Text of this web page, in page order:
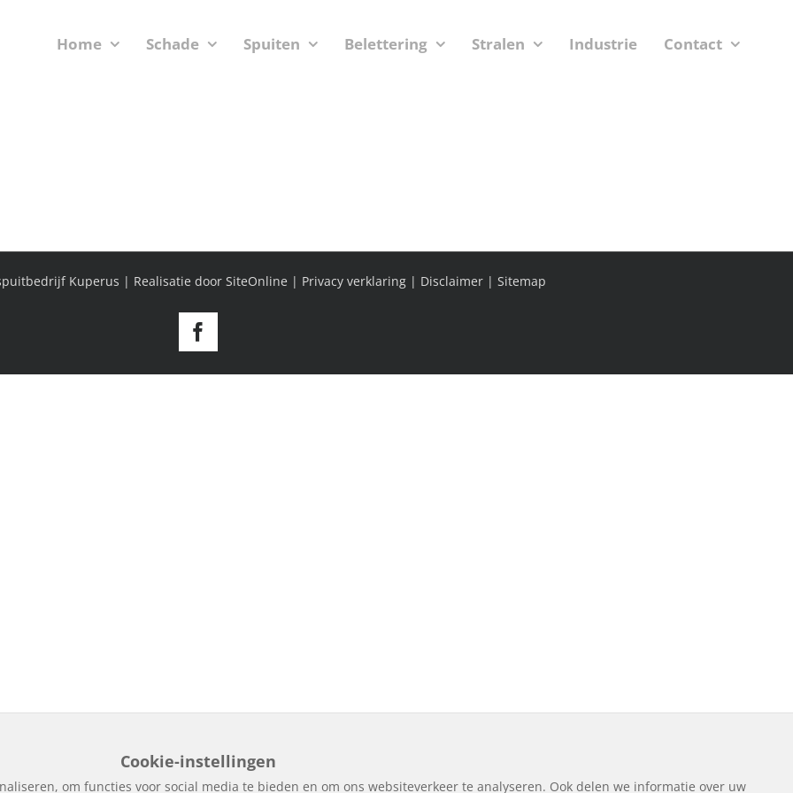
Home Schade Spuiten Belettering Stralen Industrie Contact
Kuperus | Realisatie door SiteOnline | Privacy verklaring | Disclaimer | Sitemap
Facebook
Cookie-instellingen
om functies voor social media te bieden en om ons websiteverkeer te analyseren. Ook delen we informatie over uw